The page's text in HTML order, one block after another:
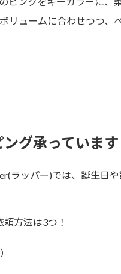
リュームに合わせつつ、
グ承っています
ラッパー)では、誕生日
方法は3つ！
）